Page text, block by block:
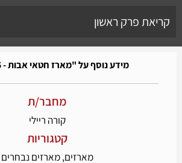
קריאת פרק ראשון
מידע נוסף על "מארז חטאי אבות - 5 ספרים"
מחבר/ת
קורה ריילי
קטגוריות
מארזים,מארזים נבחרים